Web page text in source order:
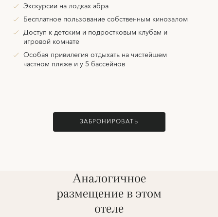
Экскурсии на лодках абра
Бесплатное пользование собственным кинозалом
Доступ к детским и подростковым клубам и
игровой комнате
Особая привилегия отдыхать на чистейшем
частном пляже и у 5 бассейнов
ЗАБРОНИРОВАТЬ
Аналогичное
размещение в этом
отеле